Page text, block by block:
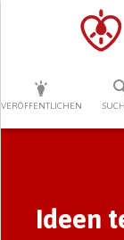
VERÖFFENTLICHEN
Ideen